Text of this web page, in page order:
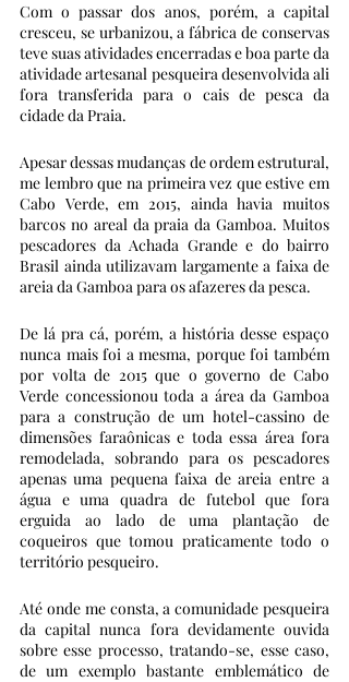
Com o passar dos anos, porém, a capital
cresceu, se urbanizou, a fábrica de conservas
teve suas atividades encerradas e boa parte da
atividade artesanal pesqueira desenvolvida ali
fora transferida para o cais de pesca da
cidade da Praia.
Apesar dessas mudanças de ordem estrutural,
me lembro que na primeira vez que estive em
Cabo Verde, em 2015, ainda havia muitos
barcos no areal da praia da Gamboa. Muitos
pescadores da Achada Grande e do bairro
Brasil ainda utilizavam largamente a faixa de
areia da Gamboa para os afazeres da pesca.
De lá pra cá, porém, a história desse espaço
nunca mais foi a mesma, porque foi também
por volta de 2015 que o governo de Cabo
Verde concessionou toda a área da Gamboa
para a construção de um hotel-cassino de
dimensões faraônicas e toda essa área fora
remodelada, sobrando para os pescadores
apenas uma pequena faixa de areia entre a
água e uma quadra de futebol que fora
erguida ao lado de uma plantação de
coqueiros que tomou praticamente todo o
território pesqueiro.
Até onde me consta, a comunidade pesqueira
da capital nunca fora devidamente ouvida
sobre esse processo, tratando-se, esse caso,
de um exemplo bastante emblemático de